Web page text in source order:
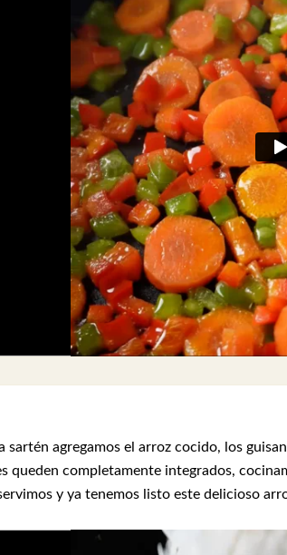
sartén agregamos el arroz cocido, los
queden completamente integrados,
y ya tenemos listo este delicioso